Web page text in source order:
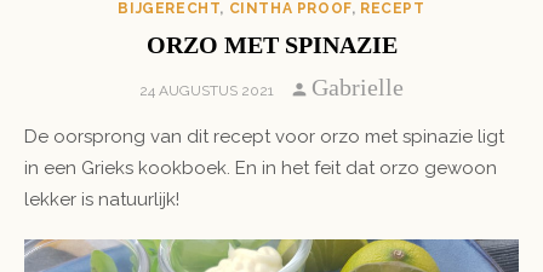
BIJGERECHT, CINTHA PROOF, RECEPT
ORZO MET SPINAZIE
POSTED
24 AUGUSTUS 2021 Author
Gabrielle
De oorsprong van dit recept voor orzo met spinazie ligt
in een Grieks kookboek. En in het feit dat orzo gewoon
lekker is natuurlijk!